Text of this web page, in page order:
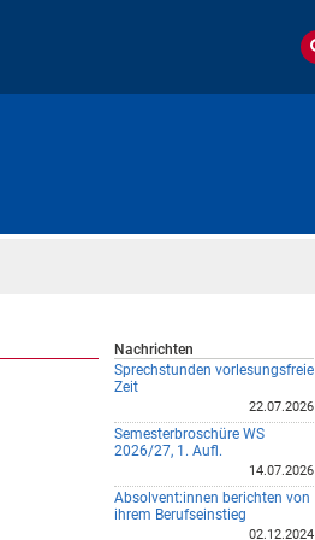
Nachrichten
Sprechstunden vorlesungsfreie
Zeit
22.07.2026
Semesterbroschüre WS
2026/27, 1. Aufl.
14.07.2026
Absolvent:innen berichten von
ihrem Berufseinstieg
02.12.2024